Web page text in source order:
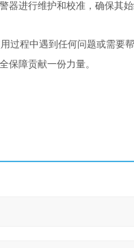
器进行维护和校准，确保其
过程中遇到任何问题或需要
保障贡献一份力量。